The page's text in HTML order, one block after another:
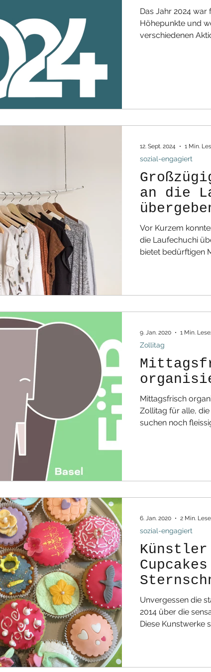
Das Jahr 2024 war
Höhepunkte und
verschiedenen
an die
Vor Kurzem
die Laufechuchi übergeben. Diese wichtige Initiative
bietet bedürftigen
sozial-engagiert
12. Sept. 2024 1 Min.
Mittagsfrisch organisiert am 27. Februar 2021 einen
Zollitag für alle, die es sich nicht
suchen noch
Zollitag
9. Jan. 2020 1 Min.
Unvergessen die
2014 über die sensationell schön verzierten Cupcakes.
Diese Kunstwerke
sozial-engagiert
6. Jan. 2020 2 Min.